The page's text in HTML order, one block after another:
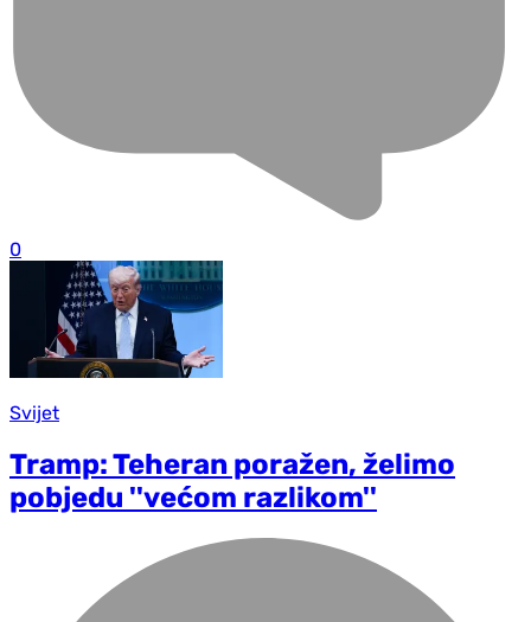
0
Svijet
Tramp: Teheran poražen, želimo
pobjedu ''većom razlikom''